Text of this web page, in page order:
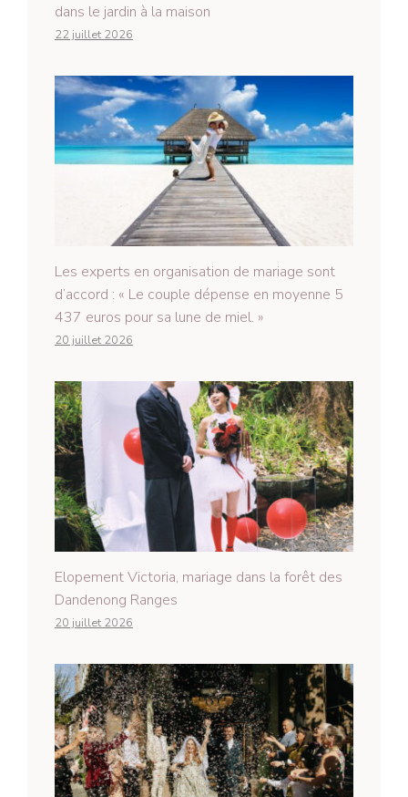
dans le jardin à la maison
22 juillet 2026
Les experts en organisation de mariage sont
d’accord : « Le couple dépense en moyenne 5
437 euros pour sa lune de miel. »
20 juillet 2026
Elopement Victoria, mariage dans la forêt des
Dandenong Ranges
20 juillet 2026